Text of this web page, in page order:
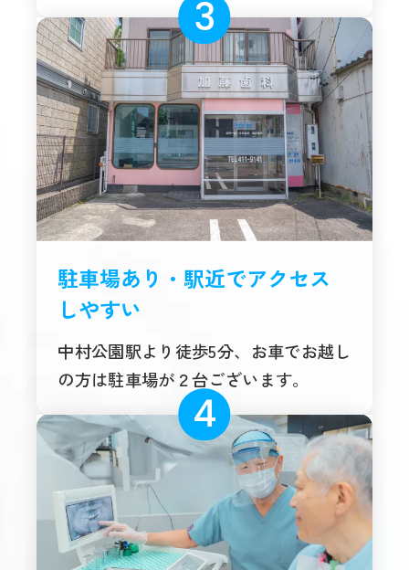
駐車場あり・駅近でアクセス
しやすい
中村公園駅より徒歩5分、お車でお越し
の方は駐車場が２台ございます。